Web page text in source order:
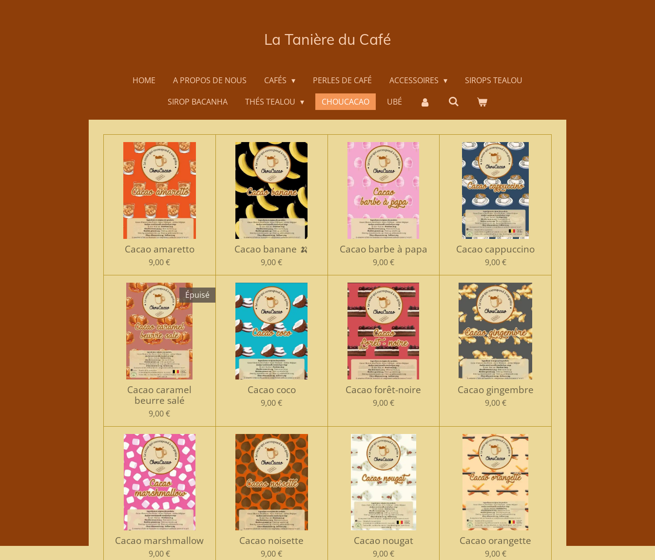
La Tanière du Café
HOME A PROPOS DE NOUS CAFÉS PERLES DE CAFÉ ACCESSOIRES
SIROPS TEALOU
SIROP BACANHA
THÉS TEALOU CHOUCACAO UBÉ
Cacao amaretto
9,00 €
Cacao banane 🍌
9,00 €
Cacao barbe à papa
9,00 €
Cacao cappuccino
9,00 €
Épuisé
Cacao caramel
beurre salé
9,00 €
Cacao coco
9,00 €
Cacao forêt-noire
9,00 €
Cacao gingembre
9,00 €
Cacao marshmallow
9,00 €
Cacao noisette
9,00 €
Cacao nougat
9,00 €
Cacao orangette
9,00 €